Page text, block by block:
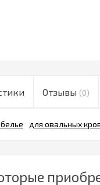
Отзывы (0)
для овальных